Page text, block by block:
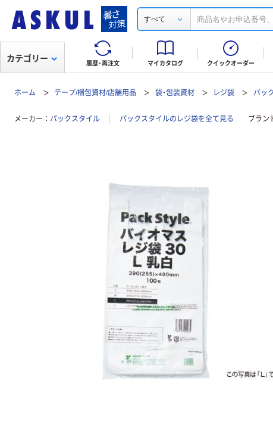
すべて
履歴・再注文 マイカタログ クイックオーダー
カテゴリー
ホーム テープ/梱包資材/店舗用品 袋・包装資材 レジ袋 パッ
メーカー パックスタイル パックスタイルのレジ袋を全て見る ブラン